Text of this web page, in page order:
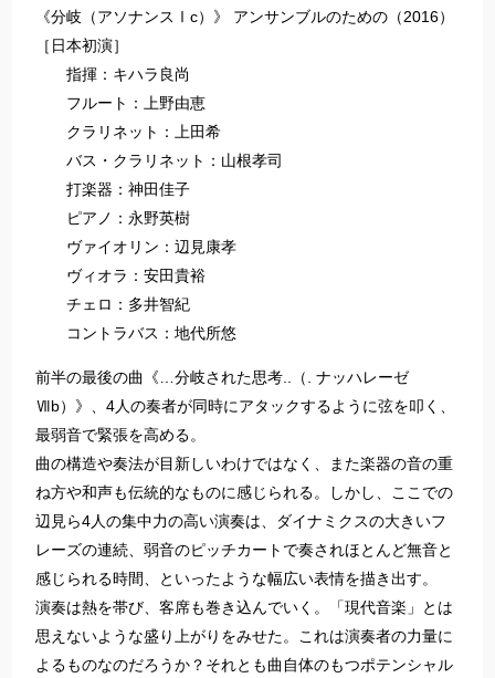
《分岐（アソナンスⅠc）》 アンサンブルのための（2016）
［日本初演］
指揮：キハラ良尚
フルート：上野由恵
クラリネット：上田希
バス・クラリネット：山根孝司
打楽器：神田佳子
ピアノ：永野英樹
ヴァイオリン：辺見康孝
ヴィオラ：安田貴裕
チェロ：多井智紀
コントラバス：地代所悠
前半の最後の曲《…分岐された思考..（. ナッハレーゼ
Ⅶb）》、4人の奏者が同時にアタックするように弦を叩く、
最弱音で緊張を高める。
曲の構造や奏法が目新しいわけではなく、また楽器の音の重
ね方や和声も伝統的なものに感じられる。しかし、ここでの
辺見ら4人の集中力の高い演奏は、ダイナミクスの大きいフ
レーズの連続、弱音のピッチカートで奏されほとんど無音と
感じられる時間、といったような幅広い表情を描き出す。
演奏は熱を帯び、客席も巻き込んでいく。「現代音楽」とは
思えないような盛り上がりをみせた。これは演奏者の力量に
よるものなのだろうか？それとも曲自体のもつポテンシャル